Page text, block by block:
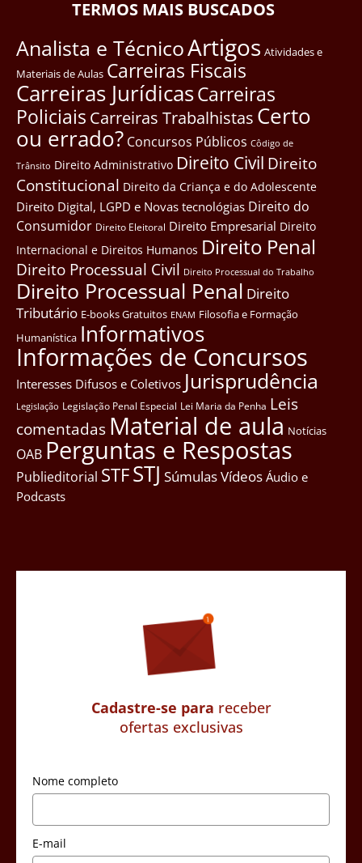
TERMOS MAIS BUSCADOS
Analista e TécnicoArtigos Atividades e
Materiais de Aulas Carreiras Fiscais
Carreiras JurídicasCarreiras
Policiais Carreiras Trabalhistas Certo
ou errado? Concursos Públicos Côdigo de
Trânsito Direito Administrativo Direito Civil Direito
Constitucional Direito da Criança e do Adolescente
Direito Digital, LGPD e Novas tecnológias Direito do
Consumidor Direito Eleitoral Direito Empresarial Direito
Internacional e Direitos Humanos Direito Penal
Direito Processual Civil Direito Processual do Trabalho
Direito Processual Penal Direito
Tributário E-books Gratuitos ENAM Filosofia e Formação
Humanística Informativos
Informações de Concursos
Interesses Difusos e Coletivos Jurisprudência
Legislação Legislação Penal Especial Lei Maria da Penha Leis
comentadas Material de aula Notícias
OAB Perguntas e Respostas
Publieditorial STFSTJ SúmulasVídeos Áudio e
Podcasts
Cadastre-se para receber
ofertas exclusivas
Nome completo
E-mail